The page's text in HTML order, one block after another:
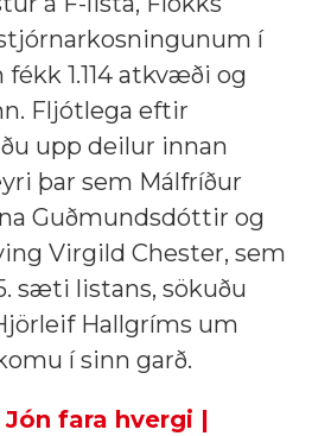
í
1.114 atkvæði og
Fljótlega eftir
upp deilur innan
þar sem Málfríður
Guðmundsdóttir og
Virgild Chester, sem
sæti listans, sökuðu
Hallgríms um
í sinn garð.
fara hvergi |